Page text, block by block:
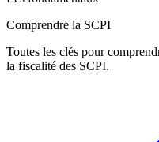
Comprendre la SCPI
Toutes les clés pour
la fiscalité des SCPI.